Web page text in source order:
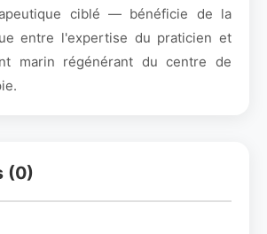
ciblé — bénéficie de la
entre l'expertise du praticien et
marin régénérant du centre de
(0)